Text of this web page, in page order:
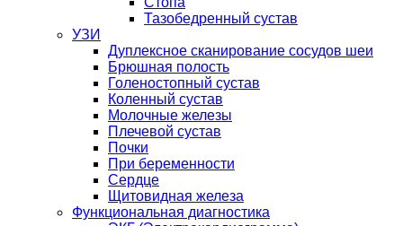
Тазобедренный сустав
УЗИ
Дуплексное сканирование сосудов шеи
Брюшная полость
Голеностопный сустав
Коленный сустав
Молочные железы
Плечевой сустав
Почки
При беременности
Сердце
Щитовидная железа
Функциональная диагностика